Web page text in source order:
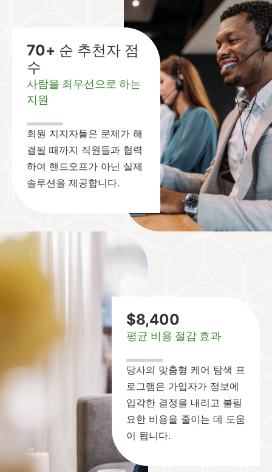
70+ 순 추천자 점
수
사람을 최우선으로 하는
지원
회원 지지자들은 문제가 해
결될 때까지 직원들과 협력
하여 핸드오프가 아닌 실제
솔루션을 제공합니다.
$8,400
평균 비용 절감 효과
당사의 맞춤형 케어 탐색 프
로그램은 가입자가 정보에
입각한 결정을 내리고 불필
요한 비용을 줄이는 데 도움
이 됩니다.